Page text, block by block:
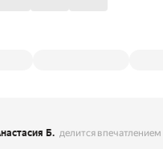
Б. делится впечатлением